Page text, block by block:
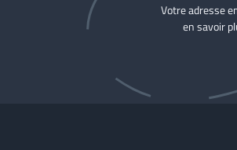
Votre adresse
en savoir